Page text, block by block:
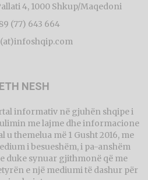
4, 1000 Shkup/Maqedoni
(77) 643 664
NESH
informativ në gjuhën shqipe i
me lajme dhe informacione
u themelua më 1 Gusht 2016, me
i besueshëm, i pa-anshëm
duke synuar gjithmonë që me
e një mediumi të dashur për